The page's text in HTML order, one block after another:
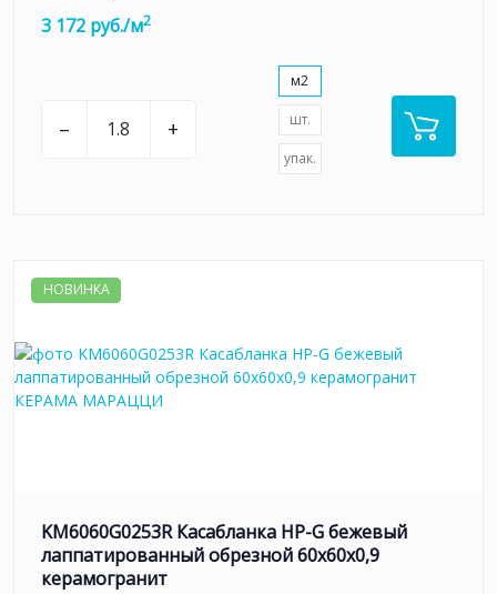
3 172 руб./м2
– +
м2
шт.
упак.
НОВИНКА
KM6060G0253R Касабланка HP-G бежевый
лаппатированный обрезной 60x60x0,9
керамогранит